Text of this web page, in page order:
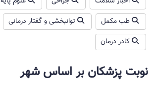
طب مکمل
توانبخشی و گفتار درمانی
کادر درمان
نوبت پزشکان بر اساس شهر